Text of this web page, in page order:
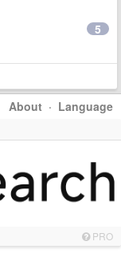
5
About · Language
PRO